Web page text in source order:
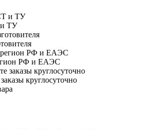
и ТУ
РФ и ЕАЭС
круглосуточно